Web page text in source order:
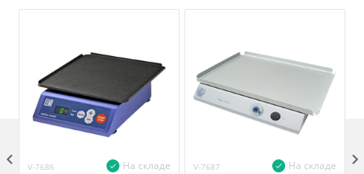
V-7686 На складе V-7687 На складе
 